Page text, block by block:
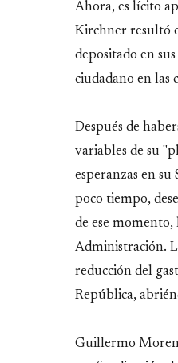
Ahora, es lícito
Kirchner resultó
depositado en
ciudadano en las
Después de
variables de su
esperanzas en
poco tiempo,
de ese
Administración.
reducción del
República,
Guillermo